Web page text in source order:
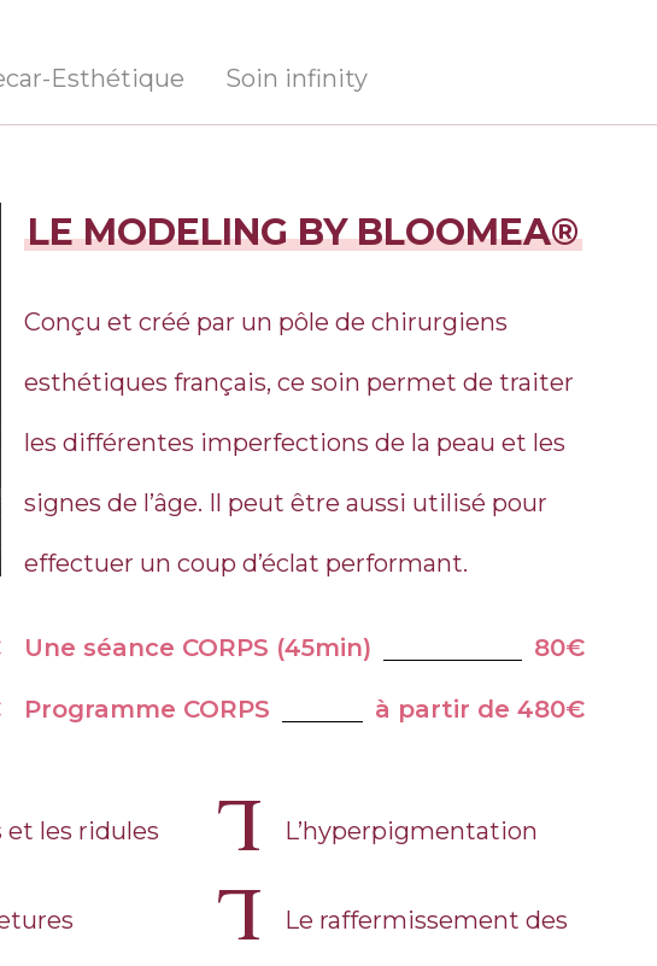
Esthétique Soin infinity
LE MODELING BY BLOOMEA®
Conçu et créé par un pôle de chirurgiens
esthétiques français, ce soin permet de traiter
les différentes imperfections de la peau et les
signes de l’âge. Il peut être aussi utilisé pour
effectuer un coup d’éclat performant.
Une séance CORPS (45min) 80€
Programme CORPS à partir de 480€
et les ridules L’hyperpigmentation
Le raffermissement des